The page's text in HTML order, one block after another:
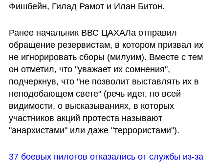
Фишбейн, Гилад Рамот и Илан Битон.
Ранее начальник ВВС ЦАХАЛа отправил
обращение резервистам, в котором призвал их
не игнорировать сборы (милуим). Вместе с тем
он отметил, что "уважает их сомнения",
подчеркнув, что "не позволит выставлять их в
неподобающем свете" (речь идет, по всей
видимости, о высказываниях, в которых
участников акций протеста называют
"анархистами" или даже "террористами").
37 боевых пилотов отказались от службы из-за